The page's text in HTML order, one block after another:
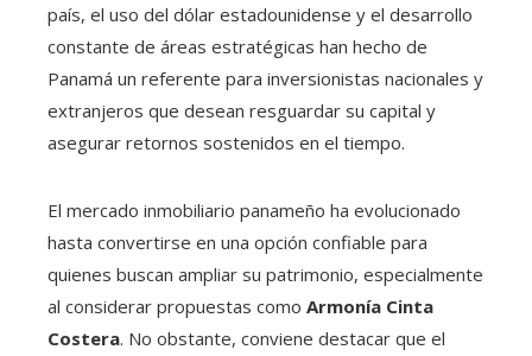
país, el uso del dólar estadounidense y el desarrollo
constante de áreas estratégicas han hecho de
Panamá un referente para inversionistas nacionales y
extranjeros que desean resguardar su capital y
asegurar retornos sostenidos en el tiempo.
El mercado inmobiliario panameño ha evolucionado
hasta convertirse en una opción confiable para
quienes buscan ampliar su patrimonio, especialmente
al considerar propuestas como Armonía Cinta
Costera. No obstante, conviene destacar que el